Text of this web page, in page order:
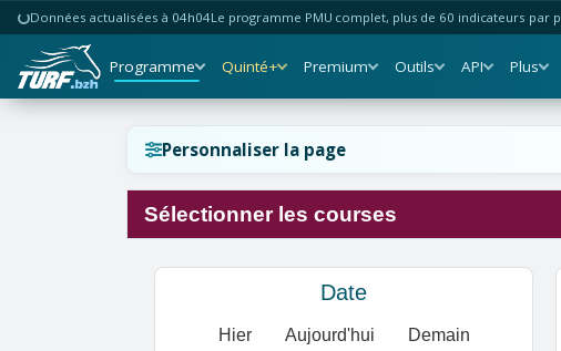
Données actualisées à 04h04Le programme PMU complet, plus de 60 indicateurs par
Programme Quinté+ Premium Outils API Plus
Personnaliser la page
Sélectionner les courses
Date
Hier Aujourd'hui Demain
Réinitialiser l'affichage ?
Annuler